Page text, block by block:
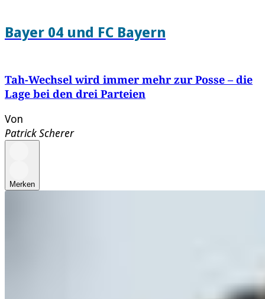
Bayer 04 und FC Bayern
Tah-Wechsel wird immer mehr zur Posse – die
Lage bei den drei Parteien
Von
Patrick Scherer
Merken